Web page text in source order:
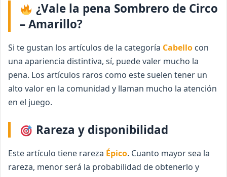
¿Vale la pena Sombrero de Circo
– Amarillo?
Si te gustan los artículos de la categoría Cabello con
una apariencia distintiva, sí, puede valer mucho la
pena. Los artículos raros como este suelen tener un
alto valor en la comunidad y llaman mucho la atención
en el juego.
Rareza y disponibilidad
Este artículo tiene rareza Épico. Cuanto mayor sea la
rareza, menor será la probabilidad de obtenerlo y